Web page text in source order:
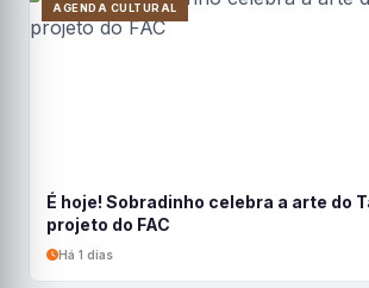
AGENDA CULTURAL
É hoje! Sobradinho celebra a arte do
projeto do FAC
Há 1 dias